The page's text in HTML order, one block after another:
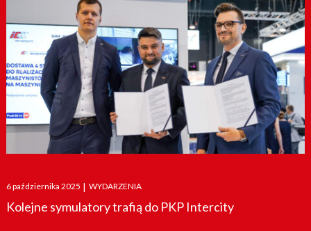
Posted
on
6 października 2025 | WYDARZENIA
Kolejne symulatory trafią do PKP Intercity